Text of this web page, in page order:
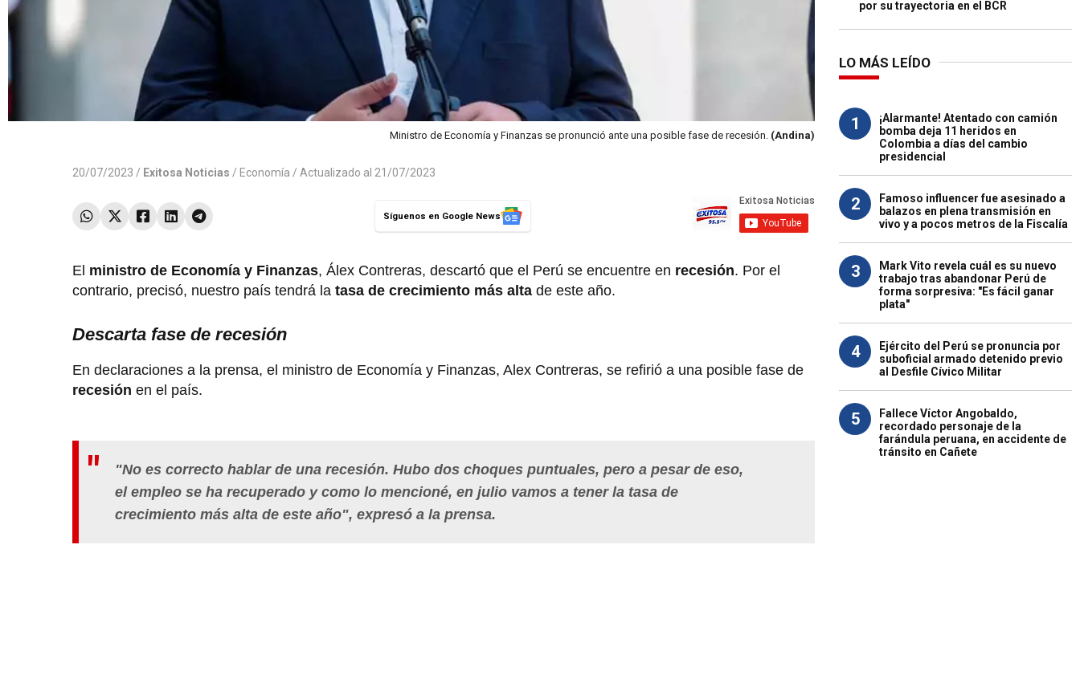
Ministro de Economía y Finanzas se pronunció ante una posible fase de recesión. (Andina)
20/07/2023 / Exitosa Noticias / Economía / Actualizado al 21/07/2023
Síguenos en Google News
El ministro de Economía y Finanzas, Álex Contreras, descartó que el Perú se encuentre en recesión. Por el
contrario, precisó, nuestro país tendrá la tasa de crecimiento más alta de este año.
Descarta fase de recesión
En declaraciones a la prensa, el ministro de Economía y Finanzas, Alex Contreras, se refirió a una posible fase de
recesión en el país.
"No es correcto hablar de una recesión. Hubo dos choques puntuales, pero a pesar de eso,
el empleo se ha recuperado y como lo mencioné, en julio vamos a tener la tasa de
crecimiento más alta de este año", expresó a la prensa.
por su trayectoria en el BCR
LO MÁS LEÍDO
1
¡Alarmante! Atentado con camión
bomba deja 11 heridos en
Colombia a días del cambio
presidencial
2
Famoso influencer fue asesinado a
balazos en plena transmisión en
vivo y a pocos metros de la Fiscalía
3
Mark Vito revela cuál es su nuevo
trabajo tras abandonar Perú de
forma sorpresiva: "Es fácil ganar
plata"
4
Ejército del Perú se pronuncia por
suboficial armado detenido previo
al Desfile Cívico Militar
5
Fallece Víctor Angobaldo,
recordado personaje de la
farándula peruana, en accidente de
tránsito en Cañete